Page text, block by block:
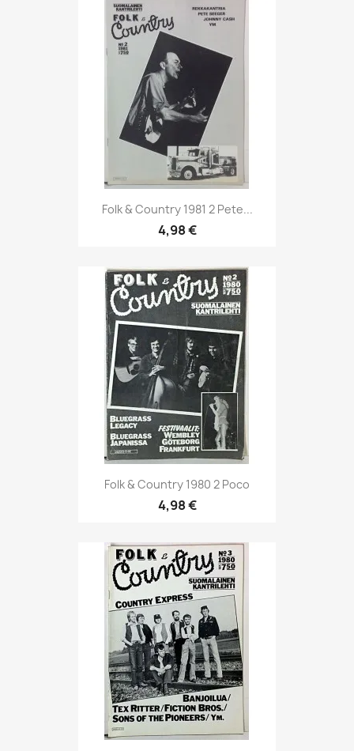
Folk & Country 1981 2 Pete...
4,98 €
Folk & Country 1980 2 Poco
4,98 €